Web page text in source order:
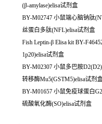
(β-amylase)elisa试剂盒
BY-M02747 小鼠端心脑钠肽
丝蛋白多肽(NFL)elisa试剂盒
Fish Leptin-β Elisa kit BY-
1p20)elisa试剂盒
BY-M02307 小鼠多巴胺
转移酶Mu5(GSTM5)elisa试剂
BY-M01657 小鼠免疫球蛋白
硫酸氧化酶(SO)elisa试剂盒